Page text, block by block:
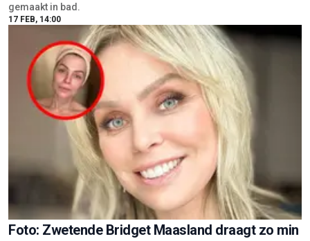
gemaakt in bad.
17 FEB, 14:00
Foto: Zwetende Bridget Maasland draagt zo min